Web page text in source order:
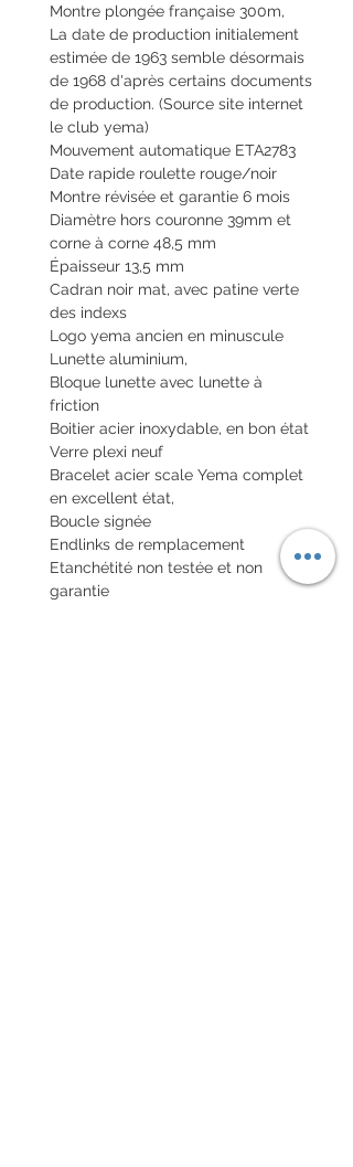
Montre plongée française 300m,
La date de production initialement
estimée de 1963 semble désormais
de 1968 d'après certains documents
de production. (Source site internet
le club yema)
Mouvement automatique ETA2783
Date rapide roulette rouge/noir
Montre révisée et garantie 6 mois
Diamètre hors couronne 39mm et
corne à corne 48,5 mm
Épaisseur 13,5 mm
Cadran noir mat, avec patine verte
des indexs
Logo yema ancien en minuscule
Lunette aluminium,
Bloque lunette avec lunette à
friction
Boitier acier inoxydable, en bon état
Verre plexi neuf
Bracelet acier scale Yema complet
en excellent état,
Boucle signée
Endlinks de remplacement
Etanchétité non testée et non
garantie